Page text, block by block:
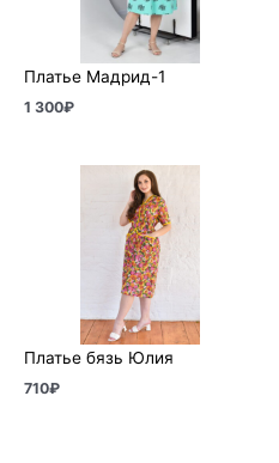
Платье Мадрид-1
1 300₽
Платье бязь Юлия
710₽